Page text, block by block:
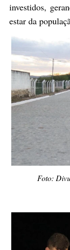
investidos,
estar da
Foto: